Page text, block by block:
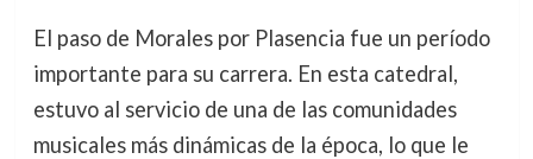
El paso de Morales por Plasencia fue un período
importante para su carrera. En esta catedral,
estuvo al servicio de una de las comunidades
musicales más dinámicas de la época, lo que le